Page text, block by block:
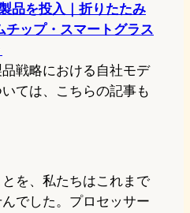
品を投入｜折りたたみ
ップ・スマートグラス
戦略における自社モデ
ては、こちらの記事も
とを、私たちはこれまで
でした。プロセッサー